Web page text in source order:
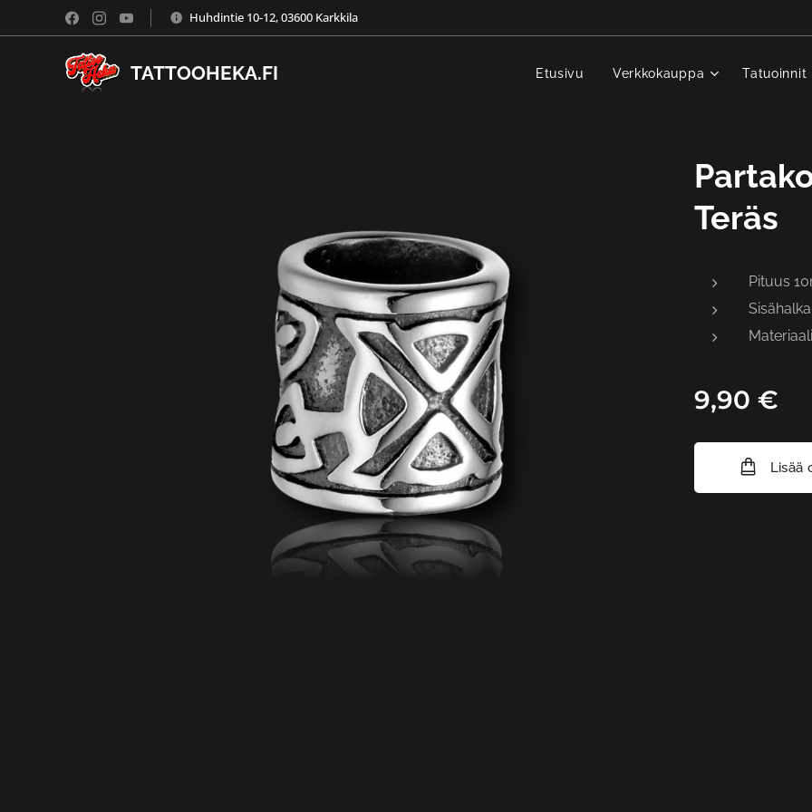
Huhdintie 10-12, 03600 Karkkila
TATTOOHEKA.FI Etusivu Verkkokauppa Tatuoinnit
Teräs
Pituus
9,90 €
Lisää